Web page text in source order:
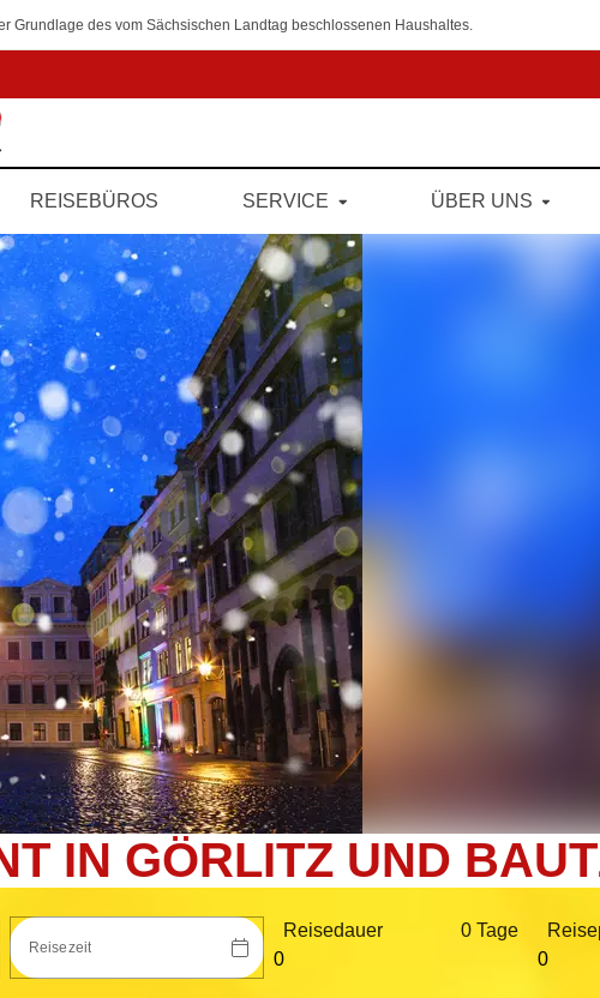
Grundlage des vom Sächsischen Landtag beschlossenen Haushaltes.
REISEBÜROS SERVICE ÜBER UNS
IN GÖRLITZ UND
Reisezeit
Reisedauer 0 Tage